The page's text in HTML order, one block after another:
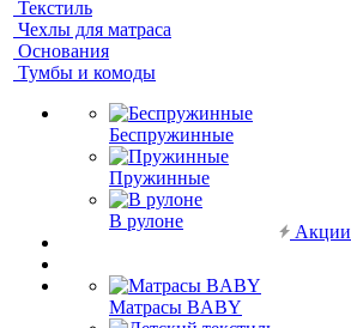
Текстиль
Чехлы для матраса
Основания
Тумбы и комоды
Беспружинные
Пружинные
В рулоне
Матрасы BABY
Акции